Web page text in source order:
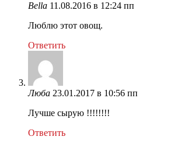
Bella 11.08.2016 в 12:24 пп
Люблю этот овощ.
Ответить
Люба 23.01.2017 в 10:56 пп
Лучше сырую !!!!!!!!
Ответить